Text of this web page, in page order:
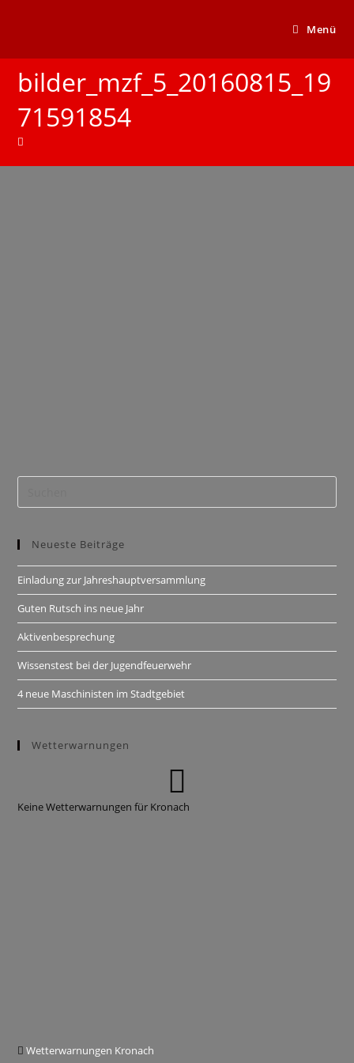
Menü
bilder_mzf_5_20160815_19
71591854
Neueste Beiträge
Einladung zur Jahreshauptversammlung
Guten Rutsch ins neue Jahr
Aktivenbesprechung
Wissenstest bei der Jugendfeuerwehr
4 neue Maschinisten im Stadtgebiet
Wetterwarnungen
Keine Wetterwarnungen für Kronach
Wetterwarnungen Kronach